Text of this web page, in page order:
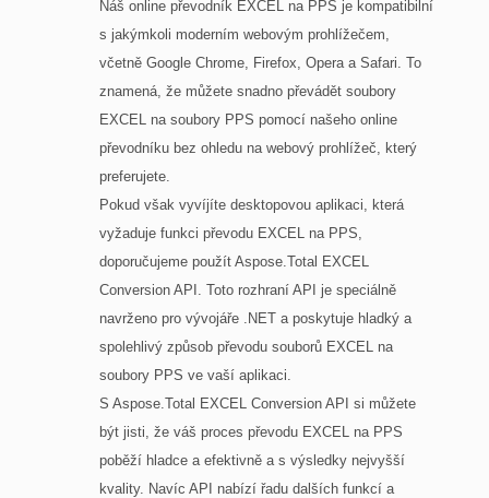
Náš online převodník EXCEL na PPS je kompatibilní
s jakýmkoli moderním webovým prohlížečem,
včetně Google Chrome, Firefox, Opera a Safari. To
znamená, že můžete snadno převádět soubory
EXCEL na soubory PPS pomocí našeho online
převodníku bez ohledu na webový prohlížeč, který
preferujete.
Pokud však vyvíjíte desktopovou aplikaci, která
vyžaduje funkci převodu EXCEL na PPS,
doporučujeme použít Aspose.Total EXCEL
Conversion API. Toto rozhraní API je speciálně
navrženo pro vývojáře .NET a poskytuje hladký a
spolehlivý způsob převodu souborů EXCEL na
soubory PPS ve vaší aplikaci.
S Aspose.Total EXCEL Conversion API si můžete
být jisti, že váš proces převodu EXCEL na PPS
poběží hladce a efektivně a s výsledky nejvyšší
kvality. Navíc API nabízí řadu dalších funkcí a